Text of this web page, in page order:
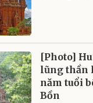
[Photo]
lũng thần
năm tuổi
Bồn